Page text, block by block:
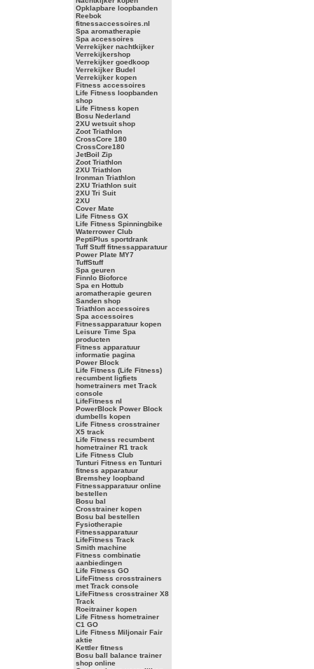
Opklapbare loopbanden
Reebok
fitnessaccessoires.nl
Spa aromatherapie
Spa accessoires
Verrekijker nachtkijker
Verrekijkershop
Verrekijker goedkoop
Verrekijker Budel
Verrekijker kopen
Fitness accessoires
Life Fitness loopbanden
shop
Life Fitness kopen
Bosu Nederland
2XU wetsuit shop
Zoot Triathlon
CrossCore 180
CrossCore180
JetBoil Zip
Zoot Triathlon
2XU Triathlon
Ironman Triathlon
2XU Triathlon suit
2XU Tri Suit
2XU
Cover Mate
Life Fitness GX
Life Fitness Spinningbike
Waterrower Club
PeptiPlus sportdrank
Tuff Stuff fitnessapparatuur
Power Plate MY7
TuffStuff
Spa geuren
Finnlo Bioforce
Spa en Hottub
aromatherapie geuren
Sanden shop
Triathlon accessoires
Spa accessoires
Fitnessapparatuur kopen
Leisure Time Spa
producten
Fitness apparatuur
informatie pagina
Power Block
Life Fitness (Life Fitness)
recumbent ligfiets
hometrainers met Track
console
LifeFitness nl
PowerBlock Power Block
dumbells kopen
Life Fitness crosstrainer
X5 track
Life Fitness recumbent
hometrainer R1 track
Life Fitness Club
Tunturi Fitness en Tunturi
fitness apparatuur
Bremshey loopband
Fitnessapparatuur online
bestellen
Bosu bal
Crosstrainer kopen
Bosu bal bestellen
Fysiotherapie
Fitnessapparatuur
LifeFitness Track
Smith machine
Fitness combinatie
aanbiedingen
Life Fitness GO
LifeFitness crosstrainers
met Track console
LifeFitness crosstrainer X8
Track
Roeitrainer kopen
Life Fitness hometrainer
C1 GO
Life Fitness Miljonair Fair
aktie
Kettler fitness
Bosu ball balance trainer
shop online